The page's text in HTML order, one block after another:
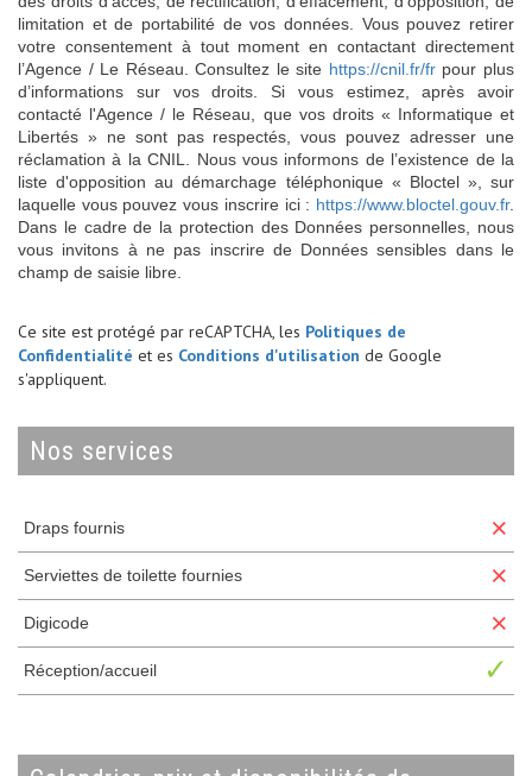
limitation et de portabilité de vos données. Vous pouvez retirer
votre consentement à tout moment en contactant directement
l’Agence / Le Réseau. Consultez le site https://cnil.fr/frpour plus
d’informations sur vos droits. Si vous estimez, après avoir
contacté l'Agence / le Réseau, que vos droits « Informatique et
Libertés » ne sont pas respectés, vous pouvez adresser une
réclamation à la CNIL. Nous vous informons de l’existence de la
liste d'opposition au démarchage téléphonique « Bloctel », sur
laquelle vous pouvez vous inscrire ici : https://www.bloctel.gouv.fr.
Dans le cadre de la protection des Données personnelles, nous
vous invitons à ne pas inscrire de Données sensibles dans le
champ de saisie libre.
Ce site est protégé par reCAPTCHA, les Politiques de
Confidentialité et es Conditions d'utilisation de Google
s'appliquent.
nos services
Draps fournis ×
Serviettes de toilette fournies ×
Digicode ×
Réception/accueil ✓